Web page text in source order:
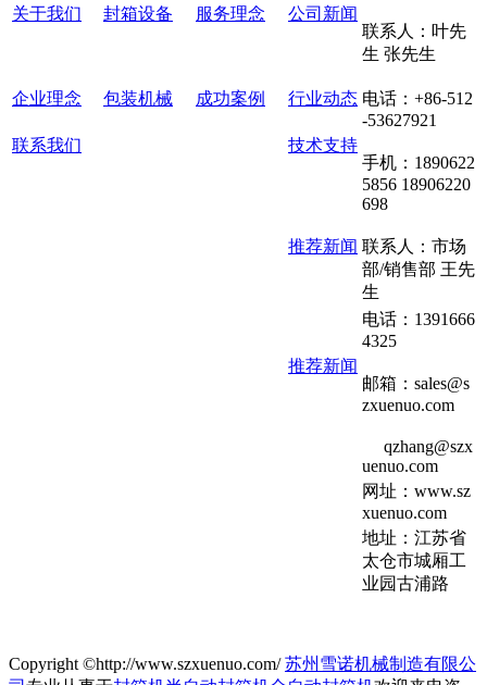
关于我们
封箱设备 服务理念
公司新闻
联系人：叶先
生 张先生
企业理念 包装机械 成功案例 行业动态 电话：+86-512
-53627921
联系我们
技术支持
手机：1890622
5856 18906220
698
推荐新闻 联系人：市场
部/销售部 王先
生
电话：1391666
4325
推荐新闻
邮箱：sales@s
zxuenuo.com
qzhang@szx
uenuo.com
网址：www.sz
xuenuo.com
地址：江苏省
太仓市城厢工
业园古浦路
Copyright ©http://www.szxuenuo.com/苏州雪诺机械制造有限公